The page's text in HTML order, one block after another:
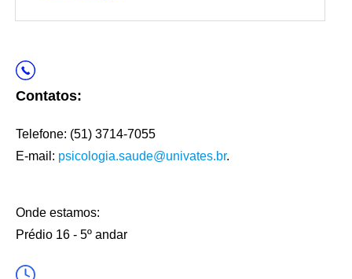
Contatos:
Telefone: (51) 3714-7055
E-mail: psicologia.saude@univates.br.
Onde estamos:
Prédio 16 - 5º andar